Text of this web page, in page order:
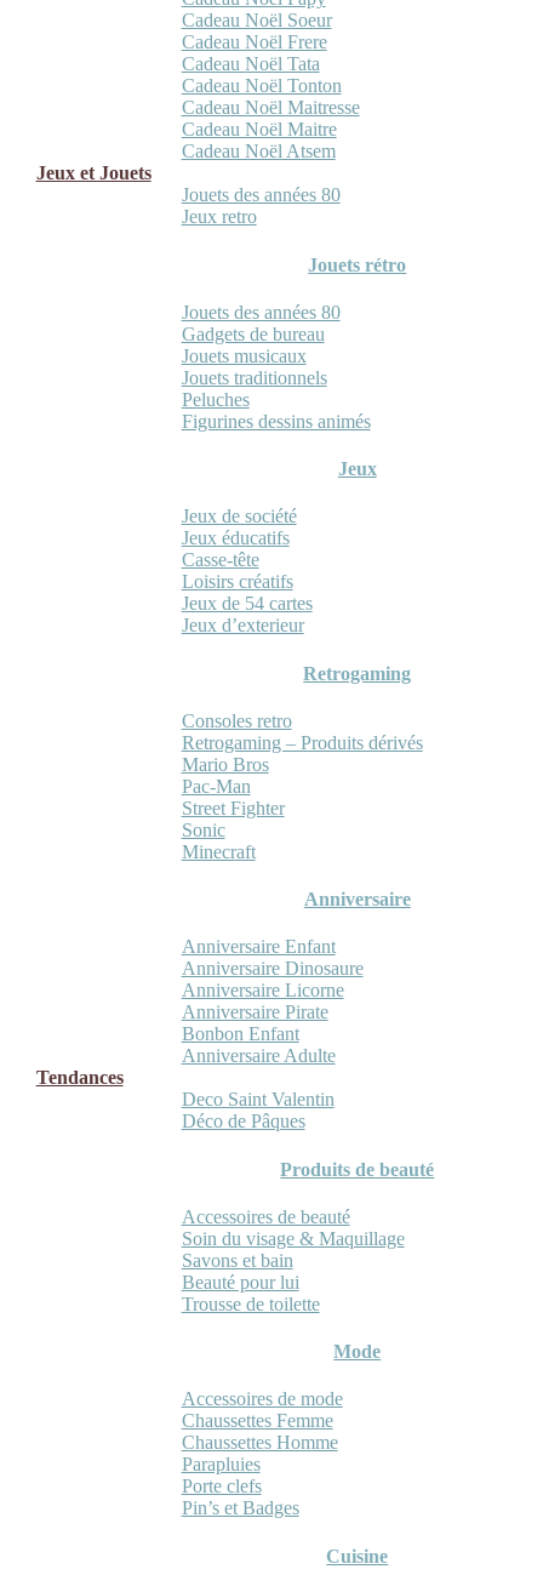
Cadeau Noël Soeur
Cadeau Noël Frere
Cadeau Noël Tata
Cadeau Noël Tonton
Cadeau Noël Maitresse
Cadeau Noël Maitre
Cadeau Noël Atsem
Jeux et Jouets
Jouets des années 80
Jeux retro
Jouets rétro
Jouets des années 80
Gadgets de bureau
Jouets musicaux
Jouets traditionnels
Peluches
Figurines dessins animés
Jeux
Jeux de société
Jeux éducatifs
Casse-tête
Loisirs créatifs
Jeux de 54 cartes
Jeux d’exterieur
Retrogaming
Consoles retro
Retrogaming – Produits dérivés
Mario Bros
Pac-Man
Street Fighter
Sonic
Minecraft
Anniversaire
Anniversaire Enfant
Anniversaire Dinosaure
Anniversaire Licorne
Anniversaire Pirate
Bonbon Enfant
Anniversaire Adulte
Tendances
Deco Saint Valentin
Déco de Pâques
Produits de beauté
Accessoires de beauté
Soin du visage & Maquillage
Savons et bain
Beauté pour lui
Trousse de toilette
Mode
Accessoires de mode
Chaussettes Femme
Chaussettes Homme
Parapluies
Porte clefs
Pin’s et Badges
Cuisine